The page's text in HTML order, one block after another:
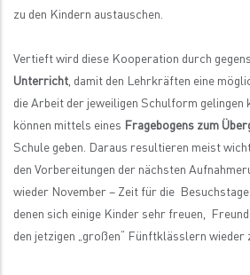
zu den Kindern austauschen.
Vertieft wird diese Kooperation durch
Unterricht, damit den Lehrkräften eine
die Arbeit der jeweiligen Schulform gelingen
können mittels eines Fragebogens zum
Schule geben. Daraus resultieren meist
den Vorbereitungen der nächsten
wieder November – Zeit für die Besuchstage
denen sich einige Kinder sehr freuen,
den jetzigen „großen“ Fünftklässlern wieder